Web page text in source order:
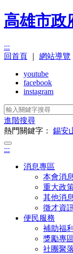
高雄市政
:::
回首頁
網站導覽
youtube
facebook
instagram
進階搜尋
熱門關鍵字： 錫安
:::
消息專區
本會消息
重大政
其他消息
徵才資
便民服務
補助福
獎勵專
社團聚